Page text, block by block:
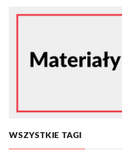
WSZYSTKIE TAGI